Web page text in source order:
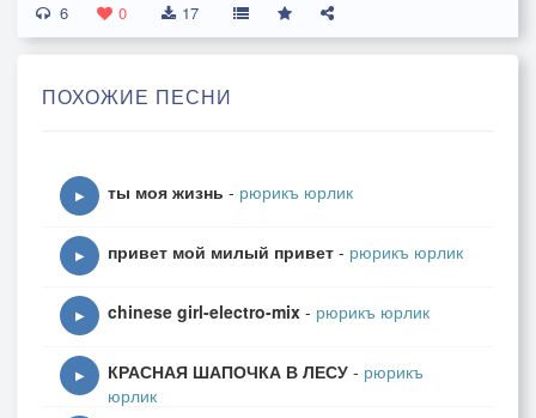
6 0 17
ПОХОЖИЕ ПЕСНИ
▶ ты моя жизнь - рюрикъ юрлик
▶ привет мой милый привет - рюрикъ юрлик
▶ chinese girl-electro-mix - рюрикъ юрлик
▶ КРАСНАЯ ШАПОЧКА В ЛЕСУ - рюрикъ
юрлик